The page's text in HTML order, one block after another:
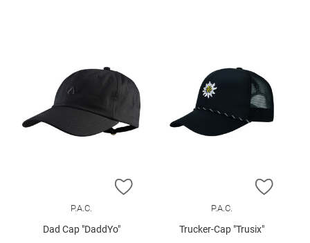
ZUR WUNSCHLISTE HINZUFÜGEN
P.A.C.
Dad Cap "DaddYo"
ZUR
P.A.C.
Trucker-Cap "Trusix"